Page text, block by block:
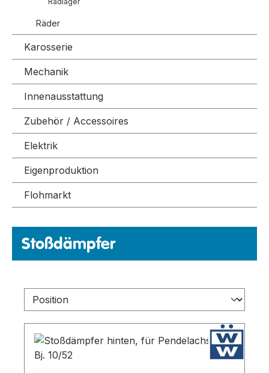
Räder
Karosserie
Mechanik
Innenausstattung
Zubehör / Accessoires
Elektrik
Eigenproduktion
Flohmarkt
Stoßdämpfer